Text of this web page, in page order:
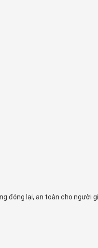
đóng lại, an toàn cho người